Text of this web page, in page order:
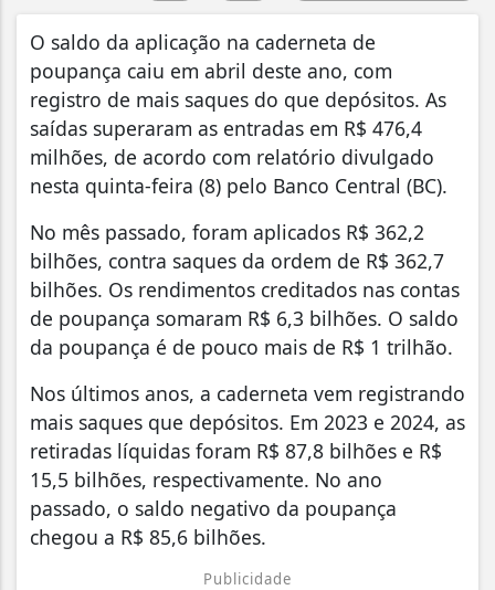
O saldo da aplicação na caderneta de
poupança caiu em abril deste ano, com
registro de mais saques do que depósitos. As
saídas superaram as entradas em R$ 476,4
milhões, de acordo com relatório divulgado
nesta quinta-feira (8) pelo Banco Central (BC).
No mês passado, foram aplicados R$ 362,2
bilhões, contra saques da ordem de R$ 362,7
bilhões. Os rendimentos creditados nas contas
de poupança somaram R$ 6,3 bilhões. O saldo
da poupança é de pouco mais de R$ 1 trilhão.
Nos últimos anos, a caderneta vem registrando
mais saques que depósitos. Em 2023 e 2024, as
retiradas líquidas foram R$ 87,8 bilhões e R$
15,5 bilhões, respectivamente. No ano
passado, o saldo negativo da poupança
chegou a R$ 85,6 bilhões.
Publicidade